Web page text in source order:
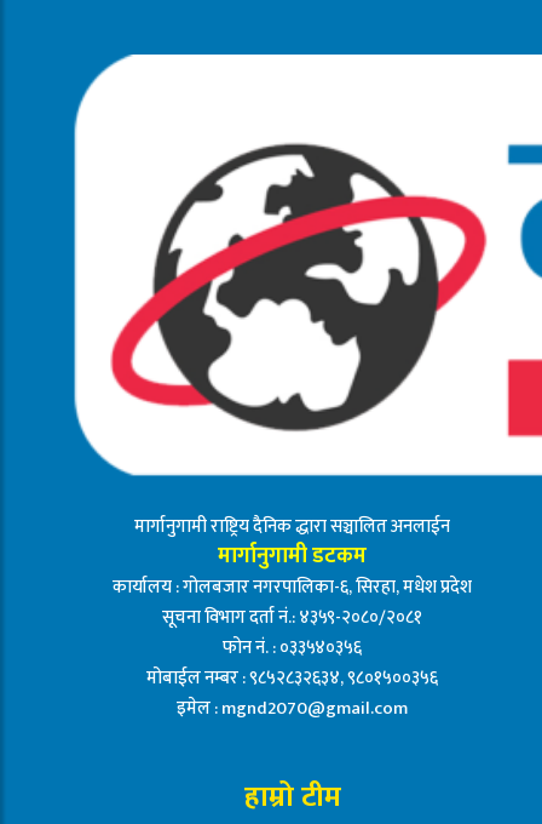
मार्गानुगामी राष्ट्रिय दैनिक द्धारा सञ्चालित अनलाईन
मार्गानुगामी डटकम
कार्यालय : गोलबजार नगरपालिका-६, सिरहा, मधेश प्रदेश
सूचना विभाग दर्ता नं.: ४३५९-२०८०/२०८१
फोन नं. : ०३३५४०३५६
मोबाईल नम्बर : ९८५२८३२६३४, ९८०१५००३५६
इमेल :mgnd2070@gmail.com
हाम्रो टीम